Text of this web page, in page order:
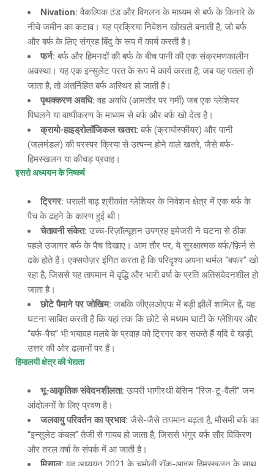
Nivation: वैकल्पिक ठंड और विगलन के माध्यम से बर्फ के किनारे के
नीचे जमीन का कटाव। यह प्रक्रिया निवेशन खोखले बनाती है, जो बर्फ
और बर्फ के लिए संग्रह बिंदु के रूप में कार्य करती है।
फर्न: बर्फ और हिमनदों की बर्फ के बीच पानी की एक संक्रमणकालीन
अवस्था। यह एक इन्सुलेट परत के रूप में कार्य करता है; जब यह पतला हो
जाता है, तो अंतर्निहित बर्फ अस्थिर हो जाती है।
पृथक्करण अवधि: वह अवधि (आमतौर पर गर्मी) जब एक ग्लेशियर
पिघलने या वाष्पीकरण के माध्यम से बर्फ और बर्फ खो देता है।
क्रायो-हाइड्रोलॉजिकल खतरा: बर्फ (क्रायोस्फीयर) और पानी
(जलमंडल) की परस्पर क्रिया से उत्पन्न होने वाले खतरे, जैसे बर्फ-
हिमस्खलन या कीचड़ प्रवाह।
इसरो अध्ययन के निष्कर्ष
ट्रिगर: धराली बाढ़ श्रीकांत ग्लेशियर के निवेशन क्षेत्र में एक बर्फ के
पैच के ढहने के कारण हुई थी।
चेतावनी संकेत: उच्च-रिज़ॉल्यूशन उपग्रह इमेजरी ने घटना से ठीक
पहले उजागर बर्फ के पैच दिखाए। आम तौर पर, ये सुरक्षात्मक बर्फ/फ़िर्न से
ढके होते हैं। एक्सपोज़र इंगित करता है कि परिदृश्य अपना थर्मल “बफर” खो
रहा है, जिससे यह तापमान में वृद्धि और भारी वर्षा के प्रति अतिसंवेदनशील हो
जाता है।
छोटे पैमाने पर जोखिम: जबकि जीएलओएफ में बड़ी झीलें शामिल हैं, यह
घटना साबित करती है कि यहां तक कि छोटे से मध्यम घाटी के ग्लेशियर और
“बर्फ-पैच” भी भयावह मलबे के प्रवाह को ट्रिगर कर सकते हैं यदि वे खड़ी,
उत्तर की ओर ढलानों पर हैं।
हिमालयी क्षेत्र की भेद्यता
भू-आकृतिक संवेदनशीलता: ऊपरी भागीरथी बेसिन “रिज-टू-वैली” जन
आंदोलनों के लिए प्रवण है।
जलवायु परिवर्तन का प्रभाव: जैसे-जैसे तापमान बढ़ता है, मौसमी बर्फ का
“इन्सुलेट कंबल” तेजी से गायब हो जाता है, जिससे भंगुर बर्फ सौर विकिरण
और तरल वर्षा के संपर्क में आ जाती है।